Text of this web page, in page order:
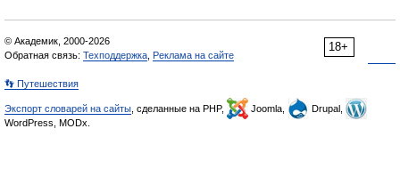
18+
© Академик, 2000-2026
Обратная связь: Техподдержка Реклама на сайте
👣 Путешествия
Экспорт словарей на сайты , сделанные на PHP, Joomla,
Drupal,
WordPress, MODx.